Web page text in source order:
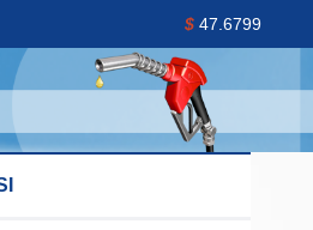
$ 47.6799